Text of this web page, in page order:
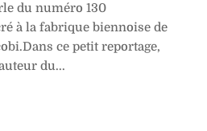
du numéro 130
à la fabrique biennoise de
ce petit reportage,
du...